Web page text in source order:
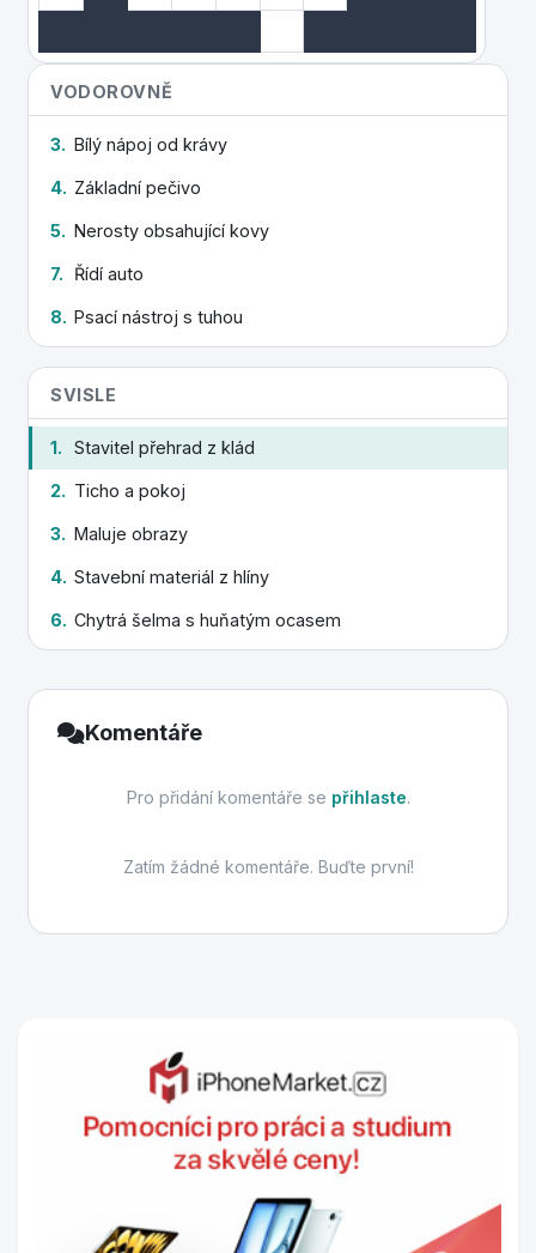
VODOROVNĚ
3. Bílý nápoj od krávy
4. Základní pečivo
5. Nerosty obsahující kovy
7. Řídí auto
8. Psací nástroj s tuhou
SVISLE
1. Stavitel přehrad z klád
2. Ticho a pokoj
3. Maluje obrazy
4. Stavební materiál z hlíny
6. Chytrá šelma s huňatým ocasem
Komentáře
Pro přidání komentáře se přihlaste.
Zatím žádné komentáře. Buďte první!